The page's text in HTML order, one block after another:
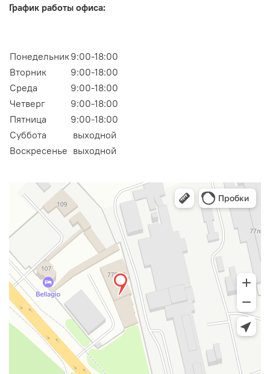
График работы офиса:
Понедельник9:00-18:00
Вторник
9:00-18:00
Среда
9:00-18:00
Четверг
9:00-18:00
Пятница
9:00-18:00
Суббота
выходной
Воскресенье выходной